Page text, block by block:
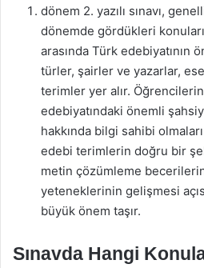
dönem 2. yazılı sınavı,
dönemde gördükleri
arasında Türk edebiyatının
türler, şairler ve yazarlar,
terimler yer alır.
edebiyatındaki önemli
hakkında bilgi sahibi
edebi terimlerin doğru bir
metin çözümleme
yeteneklerinin gelişmesi
büyük önem taşır.
Sınavda Hangi